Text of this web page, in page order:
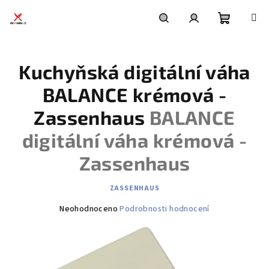
košík
Kuchyňská digitální váha
BALANCE krémová -
Zassenhaus BALANCE
digitální váha krémová -
Zassenhaus
ZASSENHAUS
Průměrné
Neohodnoceno Podrobnosti hodnocení